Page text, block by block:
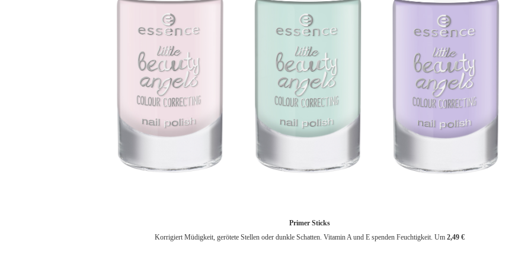
Primer Sticks
Korrigiert Müdigkeit, gerötete Stellen oder dunkle Schatten. Vitamin A und E spenden Feuchtigkeit. Um 2,49 €